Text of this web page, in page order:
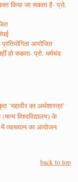
किया जा सकता है- प्रो.
आयोजित
हो सकता- प्रो. धर्मचंद
‘महावीर का अर्थशास्त्र’
विश्वविद्यालय) के
में व्याख्यान का आयोजन
back to top